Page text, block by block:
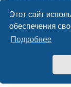
Этот сайт
обеспечения
Подробнее
необходимо ввести
программное
вашей учётной записи.
Создано на